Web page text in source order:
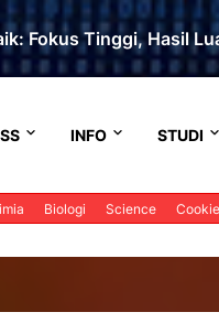
Fokus Tinggi, Hasil
INFO STUDI
Biologi Science